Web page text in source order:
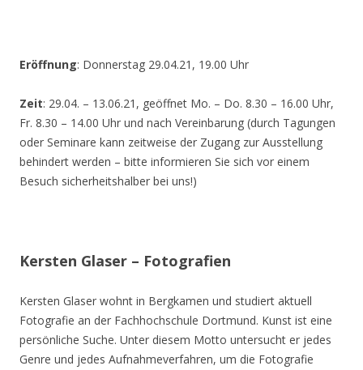
Eröffnung: Donnerstag 29.04.21, 19.00 Uhr
Zeit: 29.04. – 13.06.21, geöffnet Mo. – Do. 8.30 – 16.00 Uhr,
Fr. 8.30 – 14.00 Uhr und nach Vereinbarung (durch Tagungen
oder Seminare kann zeitweise der Zugang zur Ausstellung
behindert werden – bitte informieren Sie sich vor einem
Besuch sicherheitshalber bei uns!)
Kersten Glaser – Fotografien
Kersten Glaser wohnt in Bergkamen und studiert aktuell
Fotografie an der Fachhochschule Dortmund. Kunst ist eine
persönliche Suche. Unter diesem Motto untersucht er jedes
Genre und jedes Aufnahmeverfahren, um die Fotografie